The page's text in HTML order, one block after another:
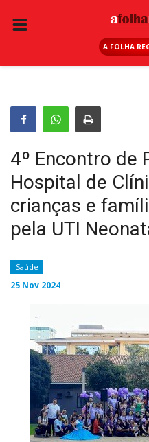
A FOLHA
ANUNCIE AQUI
ESPORTE
REGIÃO
SAÚDE
EDUCAÇÃO
GERAL
CONTATO
A FOLHA REGIONAL DIGITAL
4º Encontro de
Hospital de
crianças e
pela UTI
Saúde
25 Nov 2024